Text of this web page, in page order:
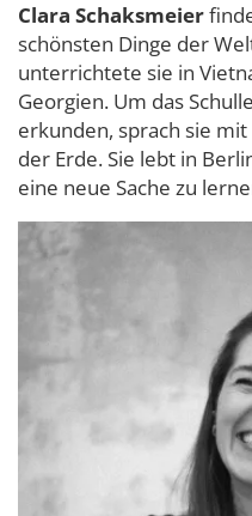
Clara Schaksmeier
schönsten Dinge der
unterrichtete sie in
Georgien. Um das
erkunden, sprach sie
der Erde. Sie lebt in
eine neue Sache zu